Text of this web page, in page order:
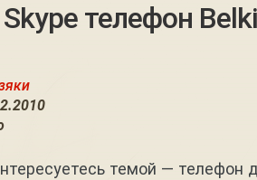
телефон
темой — телефон